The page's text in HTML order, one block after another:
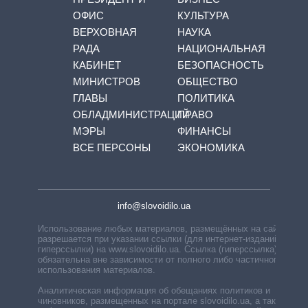
ОФИС
ВЕРХОВНАЯ
РАДА
КАБИНЕТ
МИНИСТРОВ
ГЛАВЫ
ОБЛАДМИНИСТРАЦИЙ
МЭРЫ
ВСЕ ПЕРСОНЫ
КУЛЬТУРА
НАУКА
НАЦИОНАЛЬНАЯ
БЕЗОПАСНОСТЬ
ОБЩЕСТВО
ПОЛИТИКА
ПРАВО
ФИНАНСЫ
ЭКОНОМИКА
info@slovoidilo.ua
Использование любых материалов, размещённых на сайте,
разрешается при указании ссылки (для интернет-изданий —
гиперссылки) на www.slovoidilo.ua. Ссылка (гиперссылка)
обязательна вне зависимости от полного либо частичного
использования материалов.
Аналитическая информация об обещаниях политиков и
чиновников, размещенных на портале slovoidilo.ua, а также